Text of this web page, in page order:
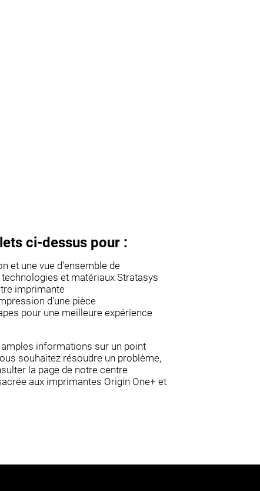
ci-dessus pour :
et une vue d'ensemble de
et matériaux Stratasys
imprimante
d'une pièce
pour une meilleure expérience
informations sur un point
souhaitez résoudre un problème,
la page de notre centre
aux imprimantes Origin One+ et